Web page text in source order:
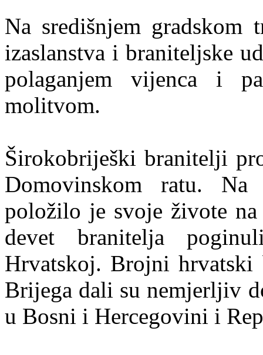
Na središnjem
izaslanstva i braniteljske
polaganjem vijenca i
molitvom.
Širokobriješki branitelji
Domovinskom ratu.
položilo je svoje živote
devet branitelja
Hrvatskoj. Brojni
Brijega dali su nemjerljiv
u Bosni i Hercegovini i